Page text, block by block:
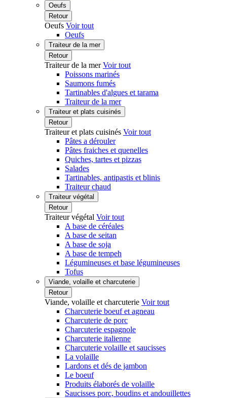
Oeufs
Retour
Oeufs Voir tout
Oeufs
Traiteur de la mer
Retour
Traiteur de la merVoir tout
Poissons marinés
Saumons fumés
Tartinables d'algues et tarama
Traiteur de la mer
Traiteur et plats cuisinés
Retour
Traiteur et plats cuisinés Voir tout
Pâtes a dérouler
Pâtes fraiches et quenelles
Quiches, tartes et pizzas
Salades
Tartinables, antipastis et blinis
Traiteur chaud
Traiteur végétal
Retour
Traiteur végétal Voir tout
A base de céréales
A base de seitan
A base de soja
A base de tempeh
Légumineuses et base légumineuses
Tofus
Viande, volaille et charcuterie
Retour
Viande, volaille et charcuterie Voir tout
Charcuterie boeuf et agneau
Charcuterie de porc
Charcuterie espagnole
Charcuterie italienne
Charcuterie volaille et saucisses
La volaille
Lardons et dés de jambon
Le boeuf
Produits élaborés de volaille
Saucisses porc, boudins et andouillettes